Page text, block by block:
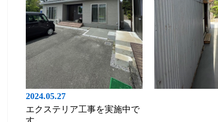
2024.05.27
エクステリア工事を実施中で